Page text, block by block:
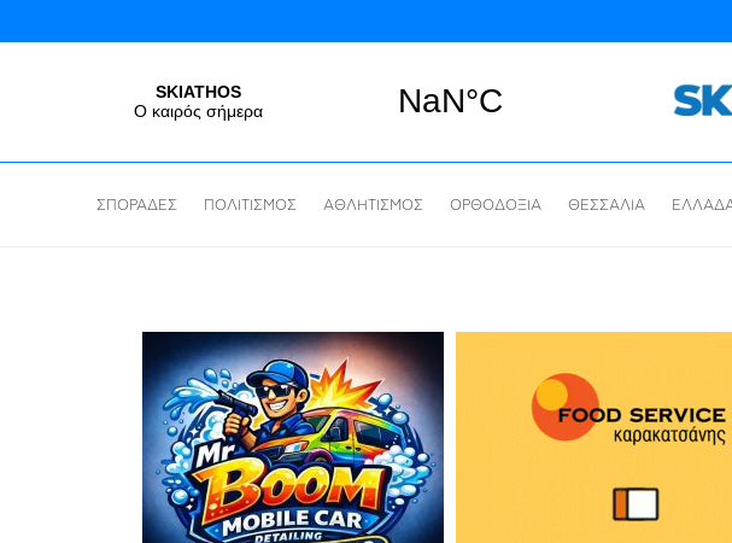
ΣΠΟΡΑΔΕΣ ΠΟΛΙΤΙΣΜΟΣ ΑΘΛΗΤΙΣΜΟΣ ΟΡΘΟΔΟΞΙΑ ΘΕΣΣΑΛΙΑ